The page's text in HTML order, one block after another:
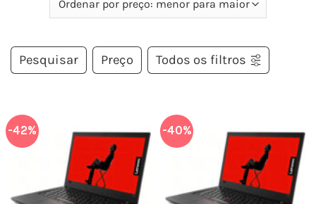
Pesquisar Preço Todos os filtros
-42% -40%